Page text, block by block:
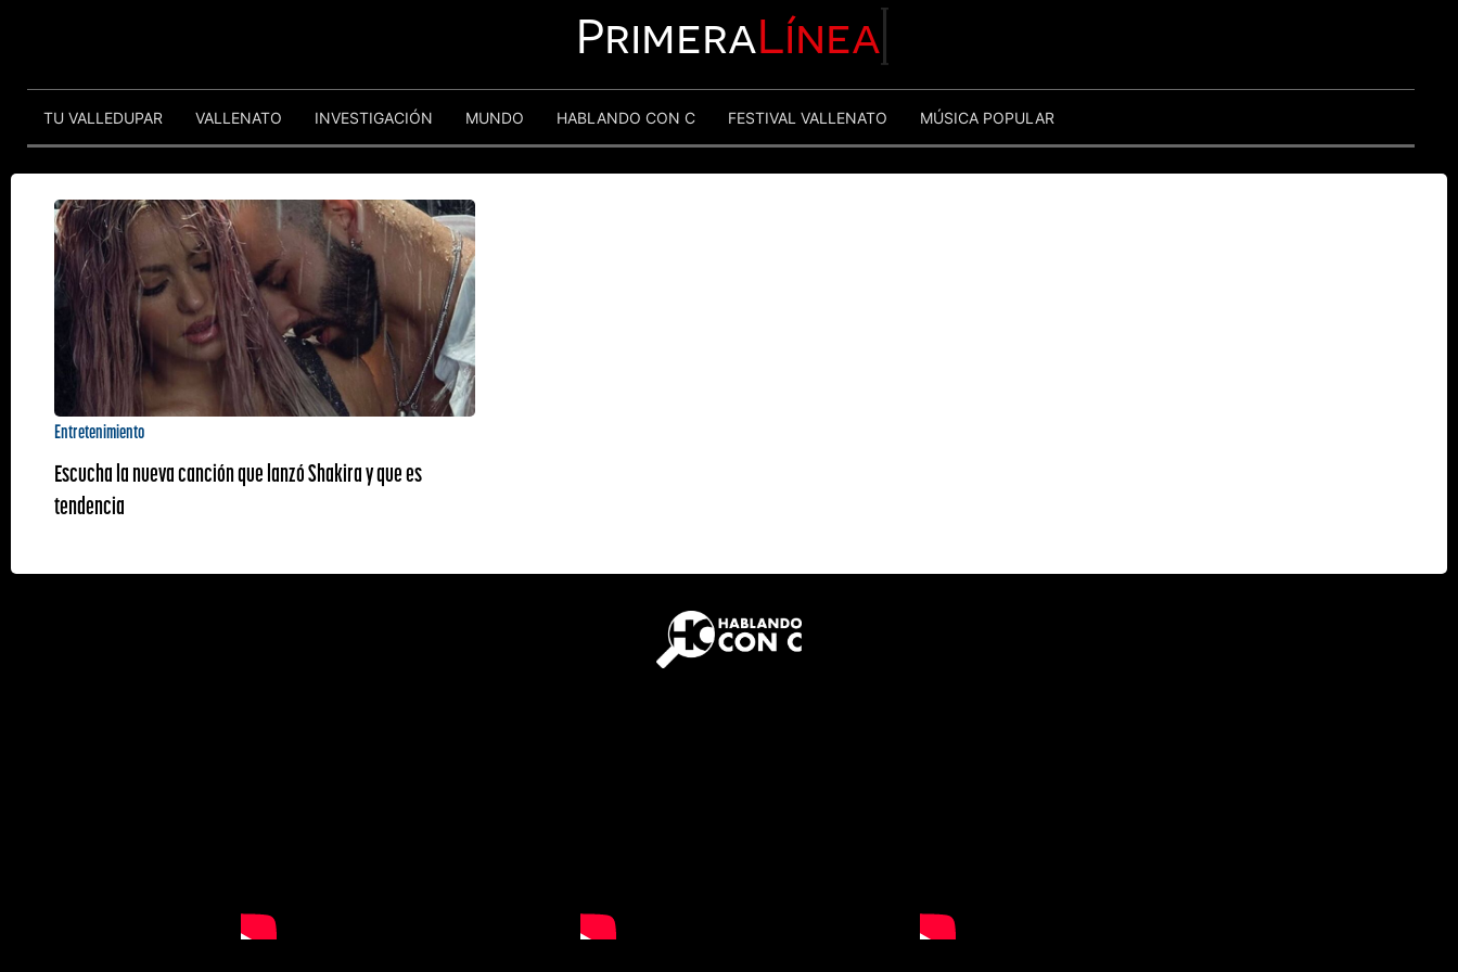
PrimeraLínea
TU VALLEDUPAR VALLENATO INVESTIGACIÓN MUNDO HABLANDO CON C FESTIVAL VALLENATO MÚSICA POPULAR
Entretenimiento
Escucha la nueva canción que lanzó Shakira y que es
tendencia